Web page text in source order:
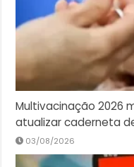
Multivacinação 2026
atualizar caderneta
03/08/2026